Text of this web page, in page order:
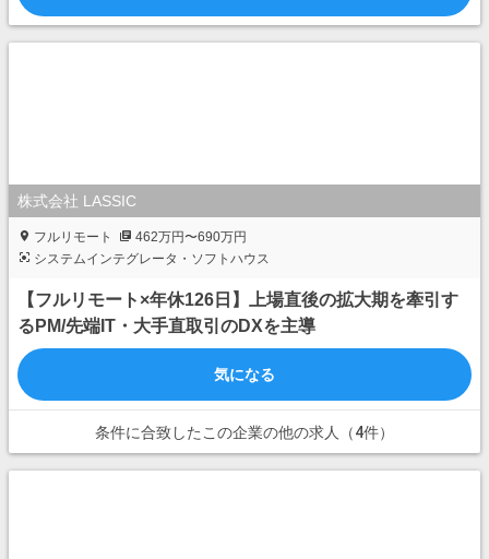
株式会社 LASSIC
フルリモート
462万円〜690万円
システムインテグレータ・ソフトハウス
【フルリモート×年休126日】上場直後の拡大期を牽引す
るPM/先端IT・大手直取引のDXを主導
気になる
条件に合致したこの企業の他の求人（4件）